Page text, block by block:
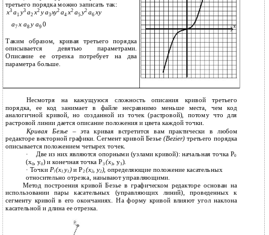
третьего порядка можно записать так:
x3 a1y3 a2 x2 y a3xy2 a4x2 a5y2 a6 xy
a7 x a8y a9 0
Таким образом, кривая третьего порядка
описывается девятью параметрами.
Описание ее отрезка потребует на два
параметра больше.
Несмотря на кажущуюся сложность описания кривой третьего
порядка, ее код занимает в файле несравнимо меньше места, чем код
аналогичной кривой, но созданной из точек (растровой), потому что для
растровой линии дается описание положения и цвета каждой точки.
Кривая Безье – эта кривая встретится вам практически в любом
редакторе векторной графики. Сегмент кривой Безье(Bezier) третьего порядка
описывается положением четырех точек.
· Две из них являются опорными (узлами кривой): начальная точка Р0
(х0, у0) и конечная точка Р3(х3,у3).
· Точки Pl(x1 y1 )и Р2(х2, у2),определяющие положение касательных
относительно отрезка, называют управляющими.
Метод построения кривой Безье в графическом редакторе основан на
использовании пары касательных (управляющих линий), проведенных к
сегменту кривой в его окончаниях. На форму кривой влияют угол наклона
касательной и длина ее отрезка.